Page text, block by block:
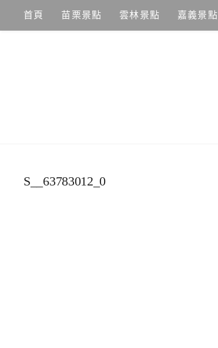
content
首頁 苗栗景點 雲林景點 嘉義景點
S__63783012_0